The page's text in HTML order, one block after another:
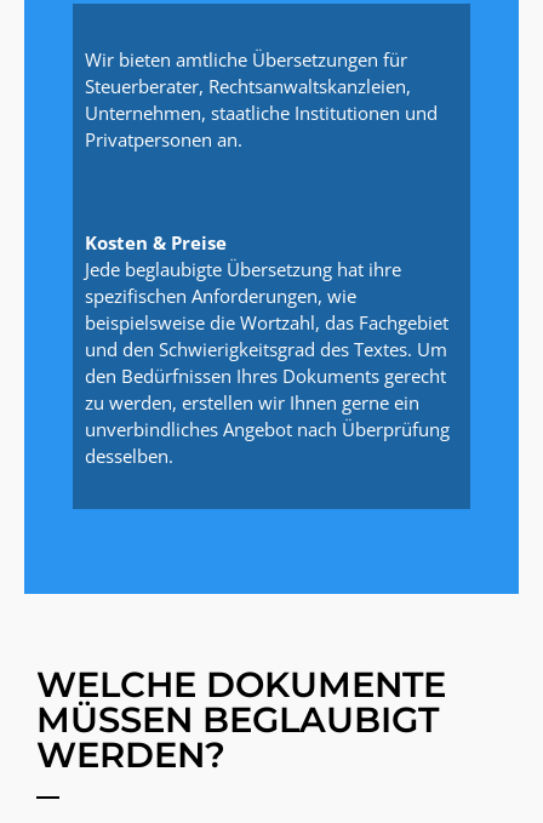
Wir bieten amtliche Übersetzungen für
Steuerberater, Rechtsanwaltskanzleien,
Unternehmen, staatliche Institutionen und
Privatpersonen an.
Kosten & Preise
Jede beglaubigte Übersetzung hat ihre
spezifischen Anforderungen, wie
beispielsweise die Wortzahl, das Fachgebiet
und den Schwierigkeitsgrad des Textes. Um
den Bedürfnissen Ihres Dokuments gerecht
zu werden, erstellen wir Ihnen gerne ein
unverbindliches Angebot nach Überprüfung
desselben.
WELCHE DOKUMENTE
MÜSSEN BEGLAUBIGT
WERDEN?